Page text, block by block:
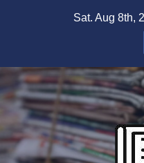
Sat. Aug 8th,